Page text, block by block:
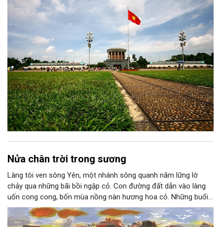
thành niềm tin, thành nhận thức chung của mỗi người dân.
Nửa chân trời trong sương
Làng tôi ven sông Yên, một nhánh sông quanh năm lững lờ
chảy qua những bãi bồi ngập cỏ. Con đường đất dẫn vào làng
uốn cong cong, bốn mùa nồng nàn hương hoa cỏ. Những buổi
hoàng hôn, khi nắng đã dịu xuống phía cuối sông, đám hoa tím
lại thẫm màu như có ai vừa rắc lên một lớp khói.